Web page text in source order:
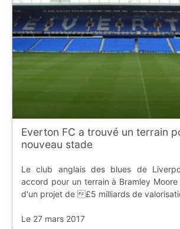
Everton FC a trouvé un terrain
nouveau stade
Le club anglais des blues de
accord pour un terrain à Bramley
d'un projet de £5 milliards de
Le 27 mars 2017